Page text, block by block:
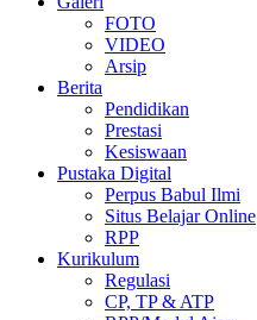
FOTO
VIDEO
Arsip
Berita
Pendidikan
Prestasi
Kesiswaan
Pustaka Digital
Perpus Babul Ilmi
Situs Belajar Online
RPP
Kurikulum
Regulasi
CP, TP & ATP